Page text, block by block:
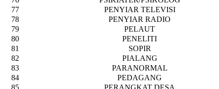
77
PENYIAR TELEVISI
78
PENYIAR RADIO
79
PELAUT
80
PENELITI
81
SOPIR
82
PIALANG
83
PARANORMAL
84
PEDAGANG
85
PERANGKAT DESA